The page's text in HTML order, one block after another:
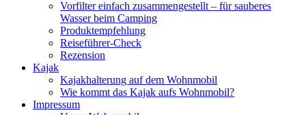
Vorfilter einfach zusammengestellt – für sauberes
Wasser beim Camping
Produktempfehlung
Reiseführer-Check
Rezension
Kajak
Kajakhalterung auf dem Wohnmobil
Wie kommt das Kajak aufs Wohnmobil?
Impressum